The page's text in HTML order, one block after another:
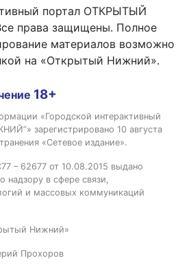
портал ОТКРЫТЫЙ
права защищены. Полное
материалов возможно
на «Открытый Нижний».
18+
«Городской интерактивный
зарегистрировано 10 августа
«Сетевое издание».
– 62677 от 10.08.2015 выдано
надзору в сфере связи,
и массовых коммуникаций
Нижний»
Прохоров